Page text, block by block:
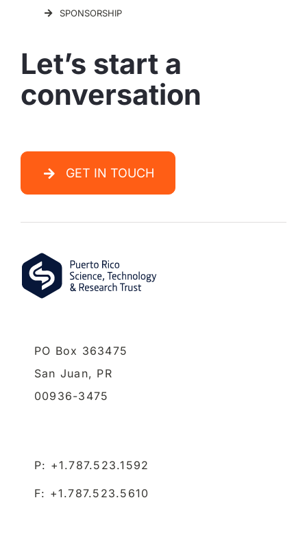
SPONSORSHIP
Let’s start a
conversation
GET IN TOUCH
PO Box 363475
San Juan, PR
00936-3475
P: +1.787.523.1592
F: +1.787.523.5610